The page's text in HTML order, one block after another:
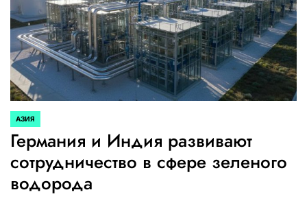
ОПУБЛИКОВАНО
В
АЗИЯ
Германия и Индия развивают
сотрудничество в сфере зеленого
водорода